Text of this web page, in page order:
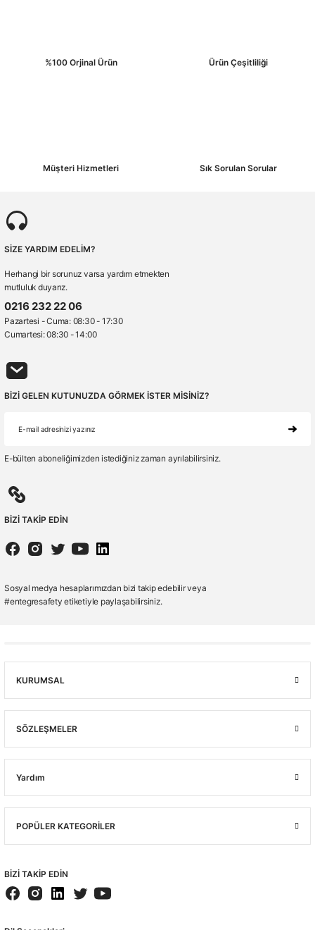
%100 Orjinal Ürün Ürün Çeşitliliği
Müşteri Hizmetleri Sık Sorulan Sorular
SİZE YARDIM EDELİM?
Herhangi bir sorunuz varsa yardım etmekten
mutluluk duyarız.
0216 232 22 06
Pazartesi - Cuma: 08:30 - 17:30
Cumartesi: 08:30 - 14:00
BİZİ GELEN KUTUNUZDA GÖRMEK İSTER MİSİNİZ?
E-bülten aboneliğimizden istediğiniz zaman ayrılabilirsiniz.
BİZİ TAKİP EDİN
Sosyal medya hesaplarımızdan bizi takip edebilir veya
#entegresafety etiketiyle paylaşabilirsiniz.
KURUMSAL
SÖZLEŞMELER
Yardım
POPÜLER KATEGORİLER
BİZİ TAKİP EDİN